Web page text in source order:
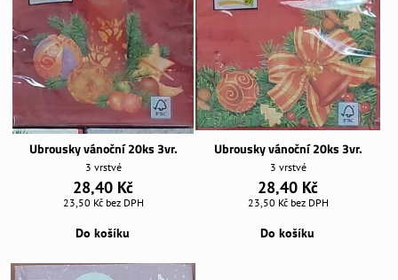
Ubrousky vánoční 20ks 3vr.
3 vrstvé
28,40 Kč
23,50 Kč bez DPH
Do košíku
Ubrousky vánoční 20ks 3vr.
3 vrstvé
28,40 Kč
23,50 Kč bez DPH
Do košíku